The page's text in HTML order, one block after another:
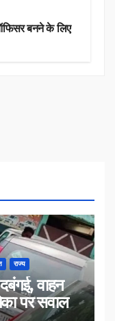
बनने के लिए
राज्य
पर सवाल